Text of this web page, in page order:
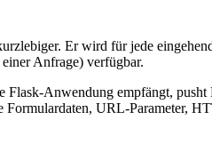
Er wird für jede
Anfrage) verfügbar.
Flask-Anwendung empfängt,
Formulardaten, URL-Parameter,